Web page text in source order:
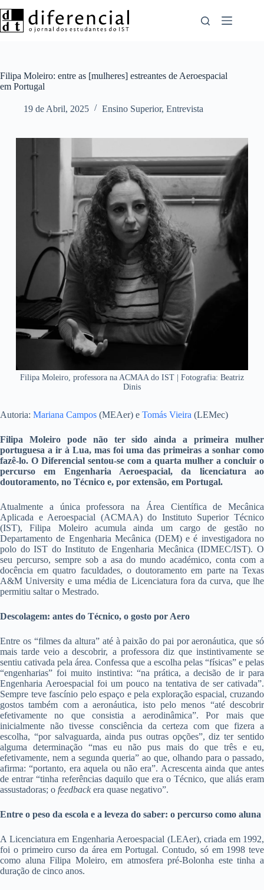
para
o
Filipa Moleiro: entre as [mulheres] estreantes de Aeroespacial
em Portugal
19 de Abril, 2025 Ensino Superior, Entrevista
Filipa Moleiro, professora na ACMAA do IST | Fotografia: Beatriz
Dinis
Autoria: Mariana Campos (MEAer) e Tomás Vieira (LEMec)
Filipa Moleiro pode não ter sido ainda a primeira mulher
portuguesa a ir à Lua, mas foi uma das primeiras a sonhar como
fazê-lo. O Diferencial sentou-se com a quarta mulher a concluir o
percurso em Engenharia Aeroespacial, da licenciatura ao
doutoramento, no Técnico e, por extensão, em Portugal.
Atualmente a única professora na Área Científica de Mecânica
Aplicada e Aeroespacial (ACMAA) do Instituto Superior Técnico
(IST), Filipa Moleiro acumula ainda um cargo de gestão no
Departamento de Engenharia Mecânica (DEM) e é investigadora no
polo do IST do Instituto de Engenharia Mecânica (IDMEC/IST). O
seu percurso, sempre sob a asa do mundo académico, conta com a
docência em quatro faculdades, o doutoramento em parte na Texas
A&M University e uma média de Licenciatura fora da curva, que lhe
permitiu saltar o Mestrado.
Descolagem: antes do Técnico, o gosto por Aero
Entre os “filmes da altura” até à paixão do pai por aeronáutica, que só
mais tarde veio a descobrir, a professora diz que instintivamente se
sentiu cativada pela área. Confessa que a escolha pelas “físicas” e pelas
“engenharias” foi muito instintiva: “na prática, a decisão de ir para
Engenharia Aeroespacial foi um pouco na tentativa de ser cativada”.
Sempre teve fascínio pelo espaço e pela exploração espacial, cruzando
gostos também com a aeronáutica, isto pelo menos “até descobrir
efetivamente no que consistia a aerodinâmica”. Por mais que
inicialmente não tivesse consciência da certeza com que fizera a
escolha, “por salvaguarda, ainda pus outras opções”, diz ter sentido
alguma determinação “mas eu não pus mais do que três e eu,
efetivamente, nem a segunda queria” ao que, olhando para o passado,
afirma: “portanto, era aquela ou não era”. Acrescenta ainda que antes
de entrar “tinha referências daquilo que era o Técnico, que aliás eram
assustadoras; o feedback era quase negativo”.
Entre o peso da escola e a leveza do saber: o percurso como aluna
A Licenciatura em Engenharia Aeroespacial (LEAer), criada em 1992,
foi o primeiro curso da área em Portugal. Contudo, só em 1998 teve
como aluna Filipa Moleiro, em atmosfera pré-Bolonha este tinha a
duração de cinco anos.